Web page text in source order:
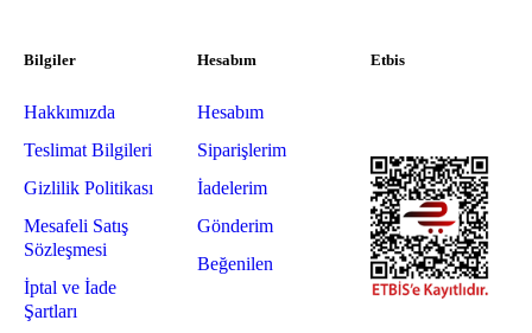
Bilgiler
Hakkımızda
Teslimat Bilgileri
Gizlilik Politikası
Mesafeli Satış
Sözleşmesi
İptal ve İade
Şartları
Hesabım
Hesabım
Siparişlerim
İadelerim
Gönderim
Beğenilen
Etbis